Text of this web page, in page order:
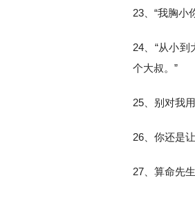
23、“我胸小
24、“从小
个大叔。”
25、别对我
26、你还是
27、算命先